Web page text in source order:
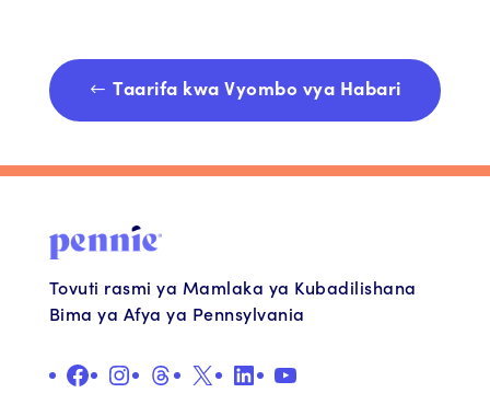
Taarifa kwa Vyombo vya Habari
Tovuti rasmi ya Mamlaka ya Kubadilishana
Bima ya Afya ya Pennsylvania
Facebook
Instagram
Nyuzi
X LinkedInYoutube